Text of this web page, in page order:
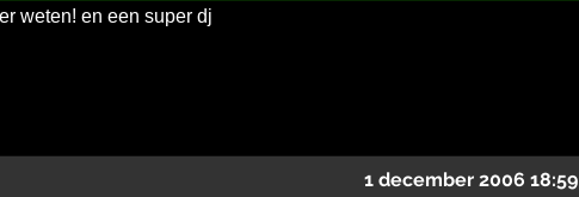
weten! en een super dj
1 december 2006 18:59